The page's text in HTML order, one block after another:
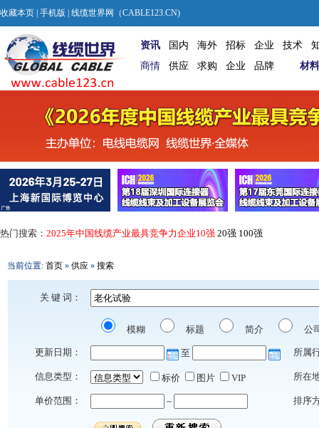
收藏本页 手机版 | 线缆世界网（CABLE123.CN)
资讯 国内 海外 招标 企业 技术
商情
供应 求购 企业 品牌 材料
热门搜索： 2025年中国线缆产业最具竞争力企业10强 20强 100强
当前位置: 首页 » 供应 » 搜索
关 键 词：
模糊 标题 简介 公
更新日期： 至 所属
信息类型： 标价 图片 VIP 所在
单价范围： ~ 排序